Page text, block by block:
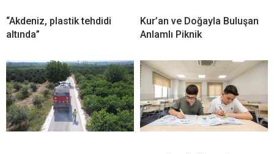
“Akdeniz, plastik tehdidi
altında”
Kur’an ve Doğayla Buluşan
Anlamlı Piknik